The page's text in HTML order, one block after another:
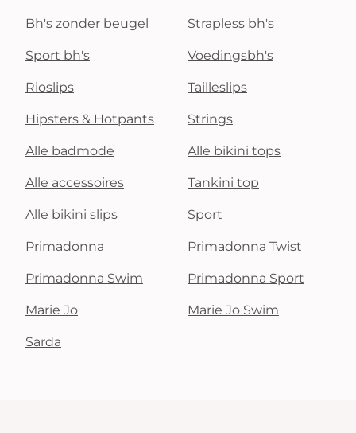
Bh's zonder beugel Strapless bh's
Sport bh's Voedingsbh's
Rioslips Tailleslips
Hipsters & Hotpants Strings
Alle badmode Alle bikini tops
Alle accessoires Tankini top
Alle bikini slips Sport
Primadonna Primadonna Twist
Primadonna Swim Primadonna Sport
Marie Jo Marie Jo Swim
Sarda